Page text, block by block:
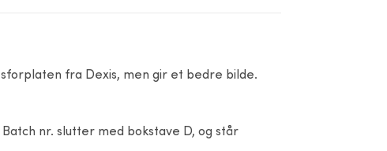
fra Dexis, men gir et bedre bilde.
nr. slutter med bokstave D, og står